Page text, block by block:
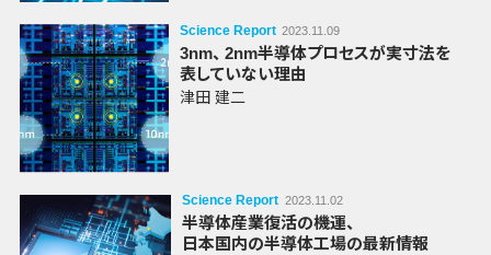
Science Report 2023.11.09
3nm、 2nm半導体プロセスが実寸法を
表していない理由
津田 建二
Science Report 2023.11.02
半導体産業復活の機運、
日本国内の半導体工場の最新情報